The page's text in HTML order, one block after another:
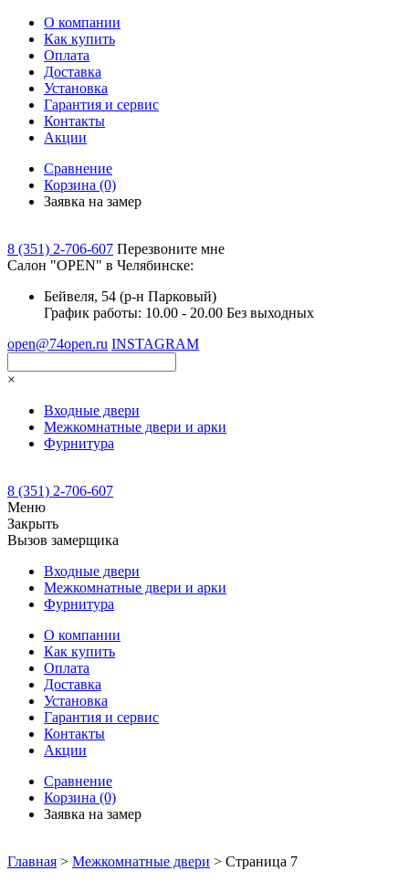
О компании
Как купить
Оплата
Доставка
Установка
Гарантия и сервис
Контакты
Акции
Сравнение
Корзина (0)
Заявка на замер
8 (351) 2-706-607 Перезвоните мне
Cалон "OPEN" в Челябинске:
Бейвеля, 54 (р-н Парковый)
График работы: 10.00 - 20.00 Без выходных
open@74open.ru INSTAGRAM
×
Входные двери
Межкомнатные двери и арки
Фурнитура
8 (351) 2-706-607
Меню
Закрыть
Вызов замерщика
Входные двери
Межкомнатные двери и арки
Фурнитура
О компании
Как купить
Оплата
Доставка
Установка
Гарантия и сервис
Контакты
Акции
Сравнение
Корзина (0)
Заявка на замер
Главная > Межкомнатные двери > Страница 7